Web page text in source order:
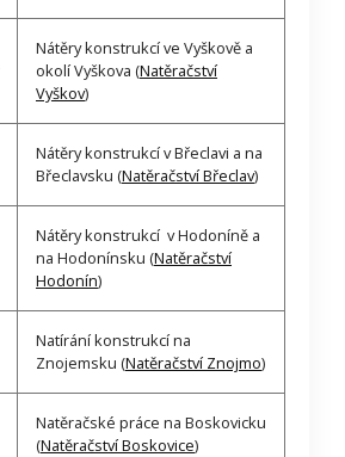
Nátěry konstrukcí ve Vyškově a
okolí Vyškova (Natěračství
Vyškov)
Nátěry konstrukcí v Břeclavi a na
Břeclavsku (Natěračství Břeclav)
Nátěry konstrukcí v Hodoníně a
na Hodonínsku (Natěračství
Hodonín)
Natírání konstrukcí na
Znojemsku (Natěračství Znojmo)
Natěračské práce na Boskovicku
(Natěračství Boskovice)